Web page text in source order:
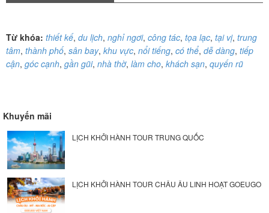
Từ khóa: thiết kế, du lịch, nghỉ ngơi, công tác, tọa lạc, tại vị, trung
tâm, thành phố, sân bay, khu vực, nổi tiếng, có thể, dễ dàng, tiếp
cận, góc cạnh, gần gũi, nhà thờ, làm cho, khách sạn, quyến rũ
Khuyến mãi
LỊCH KHỞI HÀNH TOUR TRUNG QUỐC
LỊCH KHỞI HÀNH TOUR CHÂU ÂU LINH HOẠT GOEUGO